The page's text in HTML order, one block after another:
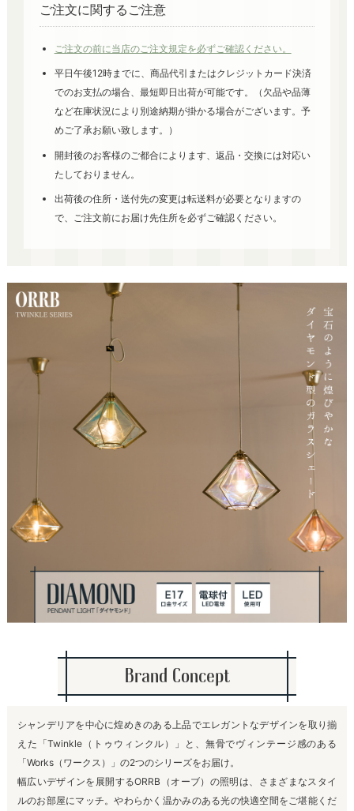
ご注文に関するご注意
ご注文の前に当店のご注文規定を必ずご確認ください。
平日午後12時までに、商品代引またはクレジットカード決済
でのお支払の場合、最短即日出荷が可能です。（欠品や品薄
など在庫状況により別途納期が掛かる場合がございます。予
めご了承お願い致します。）
開封後のお客様のご都合によります、返品・交換には対応い
たしておりません。
出荷後の住所・送付先の変更は転送料が必要となりますの
で、ご注文前にお届け先住所を必ずご確認ください。
Brand Concept
シャンデリアを中心に煌めきのある上品でエレガントなデザインを取り揃
えた「Twinkle（トゥウィンクル）」と、無骨でヴィンテージ感のある
「Works（ワークス）」の2つのシリーズをお届け。
幅広いデザインを展開するORRB（オーブ）の照明は、さまざまなスタイ
ルのお部屋にマッチ。やわらかく温かみのある光の快適空間をご堪能くだ